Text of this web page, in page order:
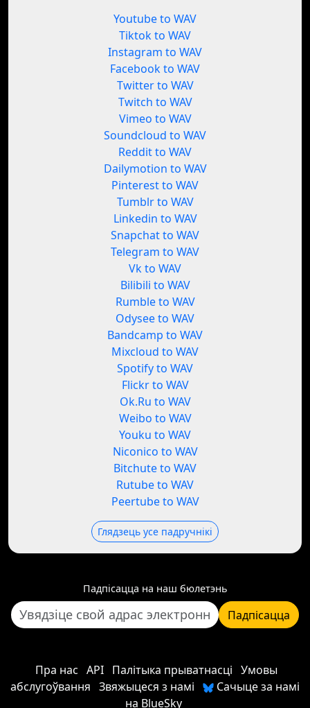
Youtube to WAV
Tiktok to WAV
Instagram to WAV
Facebook to WAV
Twitter to WAV
Twitch to WAV
Vimeo to WAV
Soundcloud to WAV
Reddit to WAV
Dailymotion to WAV
Pinterest to WAV
Tumblr to WAV
Linkedin to WAV
Snapchat to WAV
Telegram to WAV
Vk to WAV
Bilibili to WAV
Rumble to WAV
Odysee to WAV
Bandcamp to WAV
Mixcloud to WAV
Spotify to WAV
Flickr to WAV
Ok.Ru to WAV
Weibo to WAV
Youku to WAV
Niconico to WAV
Bitchute to WAV
Rutube to WAV
Peertube to WAV
Глядзець усе падручнікі
Падпісацца на наш бюлетэнь
Падпісацца
Пра нас API Палітыка прыватнасці Умовы
абслугоўвання Звяжыцеся з намі
Сачыце за намі
на BlueSky